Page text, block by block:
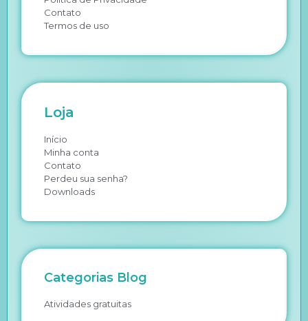
Contato
Termos de uso
Loja
Início
Minha conta
Contato
Perdeu sua senha?
Downloads
Categorias Blog
Atividades gratuitas